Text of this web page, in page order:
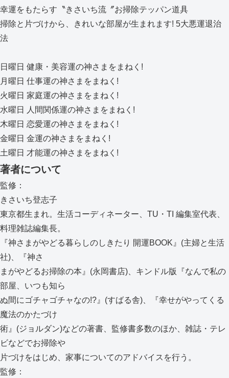
幸運をもたらす〝きさいち流〞お掃除テッパン道具
掃除と片づけから、きれいな部屋が生まれます! 5大悪運退治
法
日曜日 健康・美容運の神さまをまねく!
月曜日 仕事運の神さまをまねく!
火曜日 家庭運の神さまをまねく!
水曜日 人間関係運の神さまをまねく!
木曜日 恋愛運の神さまをまねく!
金曜日 金運の神さまをまねく!
土曜日 才能運の神さまをまねく!
著者について
監修：
きさいち登志子
東京都生まれ。生活コーディネーター、TU・TI 編集室代表、
料理雑誌編集長。
『神さまがやどる暮らしのしきたり 開運BOOK』(主婦と生活
社)、『神さ
まがやどるお掃除の本』(永岡書店)、キンドル版『なんで私の
部屋、いつも知ら
ぬ間にゴチャゴチャなの!?』(すばる舎)、『幸せがやってくる
魔法のかたづけ
術』(ジョルダン)などの著書、監修書多数のほか、雑誌・テレ
ビなどでお掃除や
片づけをはじめ、家事についてのアドバイスを行う。
監修：